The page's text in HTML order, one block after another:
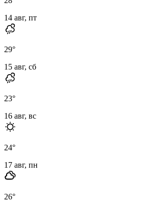
14 авг, пт
29°
15 авг, сб
23°
16 авг, вс
24°
17 авг, пн
26°